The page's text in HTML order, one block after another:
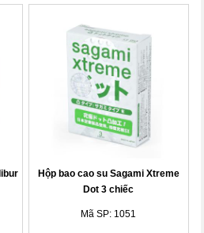
Hộp bao cao su Sagami Xtreme
Dot 3 chiếc
Mã SP: 1051